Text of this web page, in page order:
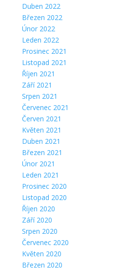
Duben 2022
Březen 2022
Únor 2022
Leden 2022
Prosinec 2021
Listopad 2021
Říjen 2021
Září 2021
Srpen 2021
Červenec 2021
Červen 2021
Květen 2021
Duben 2021
Březen 2021
Únor 2021
Leden 2021
Prosinec 2020
Listopad 2020
Říjen 2020
Září 2020
Srpen 2020
Červenec 2020
Květen 2020
Březen 2020